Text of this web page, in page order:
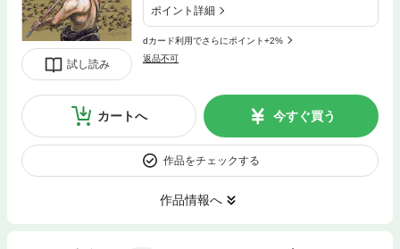
試し読み
ポイント詳細
dカード利用でさらにポイント+2%
返品不可
カートへ 今すぐ買う
作品をチェックする
作品情報へ